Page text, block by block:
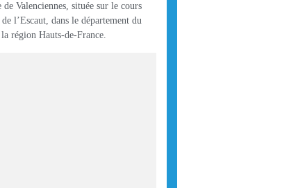
de Valenciennes, située sur le cours
de l’Escaut, dans le département du
région Hauts-de-France.